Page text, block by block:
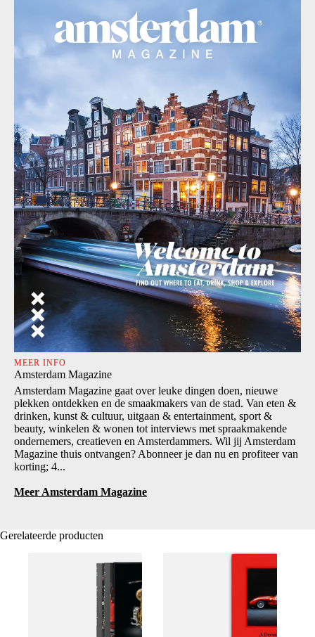
MEER INFO
Amsterdam Magazine
Amsterdam Magazine gaat over leuke dingen doen, nieuwe
plekken ontdekken en de smaakmakers van de stad. Van eten &
drinken, kunst & cultuur, uitgaan & entertainment, sport &
beauty, winkelen & wonen tot interviews met spraakmakende
ondernemers, creatieven en Amsterdammers. Wil jij Amsterdam
Magazine thuis ontvangen? Abonneer je dan nu en profiteer van
korting; 4...
Meer Amsterdam Magazine
Gerelateerde producten